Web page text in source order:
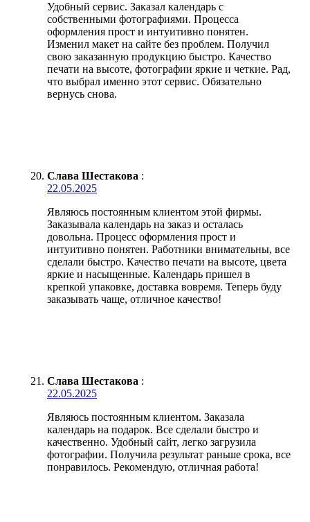
Удобный сервис. Заказал календарь с
собственными фотографиями. Процесса
оформления прост и интуитивно понятен.
Изменил макет на сайте без проблем. Получил
свою заказанную продукцию быстро. Качество
печати на высоте, фотографии яркие и четкие. Рад,
что выбрал именно этот сервис. Обязательно
вернусь снова.
Слава Шестакова :
22.05.2025
Являюсь постоянным клиентом этой фирмы.
Заказывала календарь на заказ и осталась
довольна. Процесс оформления прост и
интуитивно понятен. Работники внимательны, все
сделали быстро. Качество печати на высоте, цвета
яркие и насыщенные. Календарь пришел в
крепкой упаковке, доставка вовремя. Теперь буду
заказывать чаще, отличное качество!
Слава Шестакова :
22.05.2025
Являюсь постоянным клиентом. Заказала
календарь на подарок. Все сделали быстро и
качественно. Удобный сайт, легко загрузила
фотографии. Получила результат раньше срока, все
понравилось. Рекомендую, отличная работа!